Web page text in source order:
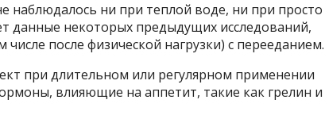
наблюдалось ни при теплой воде, ни при просто
данные некоторых предыдущих исследований,
после физической нагрузки) с перееданием.
при длительном или регулярном применении
влияющие на аппетит, такие как грелин и